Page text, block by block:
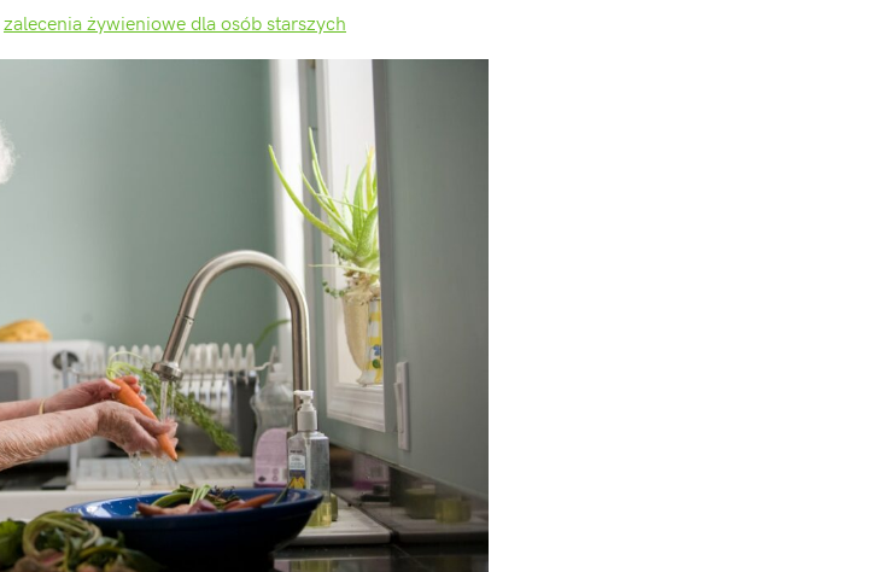
zalecenia żywieniowe dla osób starszych